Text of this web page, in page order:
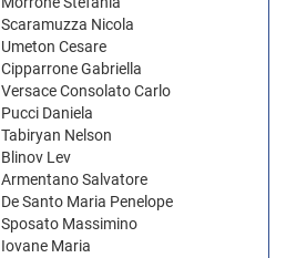
Scaramuzza Nicola
Umeton Cesare
Cipparrone Gabriella
Versace Consolato Carlo
Pucci Daniela
Tabiryan Nelson
Blinov Lev
Armentano Salvatore
De Santo Maria Penelope
Sposato Massimino
Iovane Maria